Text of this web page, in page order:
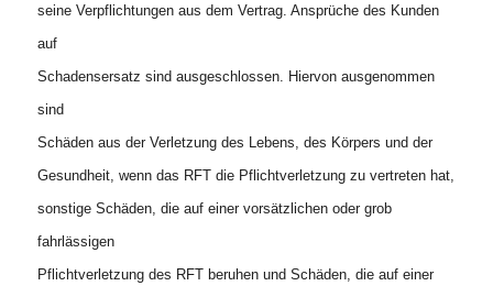
seine Verpflichtungen aus dem Vertrag. Ansprüche des Kunden
auf
Schadensersatz sind ausgeschlossen. Hiervon ausgenommen
sind
Schäden aus der Verletzung des Lebens, des Körpers und der
Gesundheit, wenn das RFT die Pflichtverletzung zu vertreten hat,
sonstige Schäden, die auf einer vorsätzlichen oder grob
fahrlässigen
Pflichtverletzung des RFT beruhen und Schäden, die auf einer